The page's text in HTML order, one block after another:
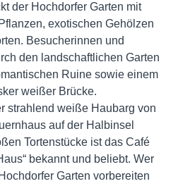
der Hochdorfer Garten mit
exotischen Gehölzen
Besucherinnen und
den landschaftlichen Garten
Ruine sowie einem
weißer Brücke.
strahlend weiße Haubarg von
auf der Halbinsel
Tortenstücke ist das Café
bekannt und beliebt. Wer
Garten vorbereiten